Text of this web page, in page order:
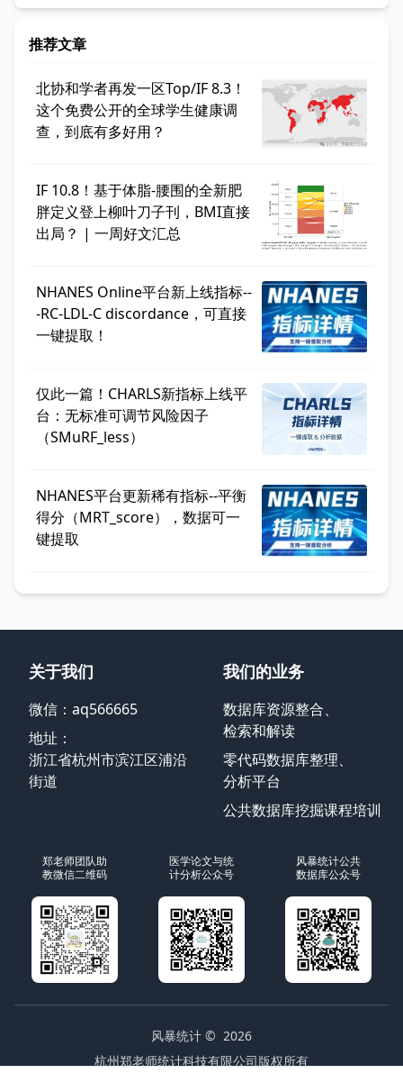
推荐文章
北协和学者再发一区Top/IF 8.3！
这个免费公开的全球学生健康调
查，到底有多好用？
IF 10.8！基于体脂-腰围的全新肥
胖定义登上柳叶刀子刊，BMI直接
出局？ | 一周好文汇总
NHANES Online平台新上线指标--
-RC-LDL-C discordance，可直接
一键提取！
仅此一篇！CHARLS新指标上线平
台：无标准可调节风险因子
（SMuRF_less）
NHANES平台更新稀有指标--平衡
得分（MRT_score），数据可一
键提取
关于我们
微信：aq566665
地址：
浙江省杭州市滨江区浦沿
街道
我们的业务
数据库资源整合、
检索和解读
零代码数据库整理、
分析平台
公共数据库挖掘课程培训
郑老师团队助
教微信二维码
医学论文与统
计分析公众号
风暴统计公共
数据库公众号
风暴统计 © 2026
杭州郑老师统计科技有限公司版权所有